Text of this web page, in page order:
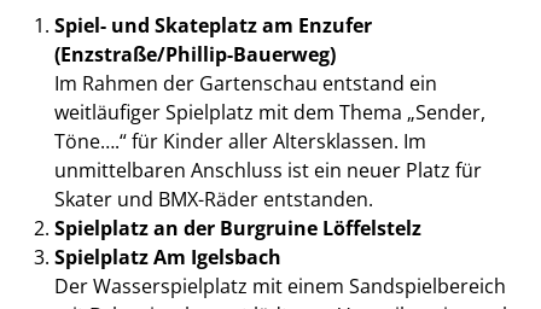
Spiel- und Skateplatz am Enzufer
(Enzstraße/Phillip-Bauerweg)
Im Rahmen der Gartenschau entstand ein
weitläufiger Spielplatz mit dem Thema „Sender,
Töne….“ für Kinder aller Altersklassen. Im
unmittelbaren Anschluss ist ein neuer Platz für
Skater und BMX-Räder entstanden.
Spielplatz an der Burgruine Löffelstelz
Spielplatz Am Igelsbach
Der Wasserspielplatz mit einem Sandspielbereich